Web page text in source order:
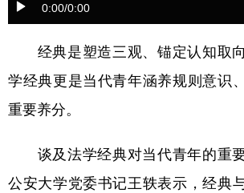
城市
彩票 娱乐 时尚
公益 一带一路 亚太网
文化产业
地方频道
0:00/0:00
经典是塑造三观、锚定认知取
学经典更是当代青年涵养规则意识
重要养分。
谈及法学经典对当代青年的重
公安大学党委书记王轶表示，经典